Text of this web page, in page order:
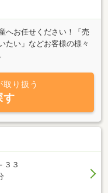
へお任せください！「売
たい」などお客様の様々
不動産がご提案を致しま
り扱う
す
３３